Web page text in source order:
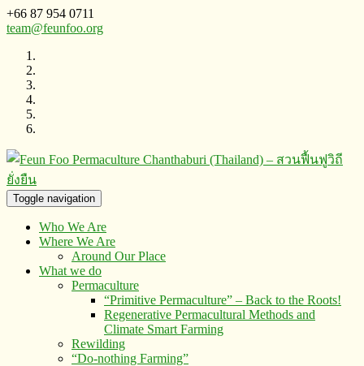
+66 87 954 0711
team@feunfoo.org
Toggle navigation
Who We Are
Where We Are
Around Our Place
What we do
Permaculture
“Primitive Permaculture” – Back to the Roots!
Regenerative Permacultural Methods and
Climate Smart Farming
Rewilding
“Do-nothing Farming”